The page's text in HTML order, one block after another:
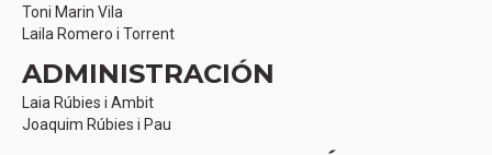
Toni Marin Vila
Laila Romero i Torrent
ADMINISTRACIÓN
Laia Rúbies i Ambit
Joaquim Rúbies i Pau